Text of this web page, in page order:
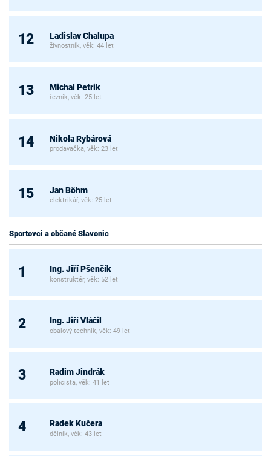
12 Ladislav Chalupa
živnostník, věk: 44 let
13 Michal Petrik
řezník, věk: 25 let
14 Nikola Rybárová
prodavačka, věk: 23 let
15 Jan Böhm
elektrikář, věk: 25 let
Sportovci a občané Slavonic
1 Ing. Jiří Pšenčík
konstruktér, věk: 52 let
2 Ing. Jiří Vláčil
obalový technik, věk: 49 let
3 Radim Jindrák
policista, věk: 41 let
4 Radek Kučera
dělník, věk: 43 let